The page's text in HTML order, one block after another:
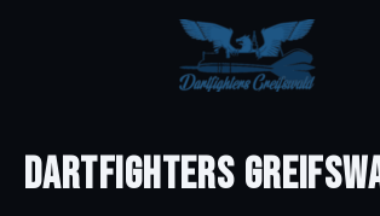
DARTFIGHTERS